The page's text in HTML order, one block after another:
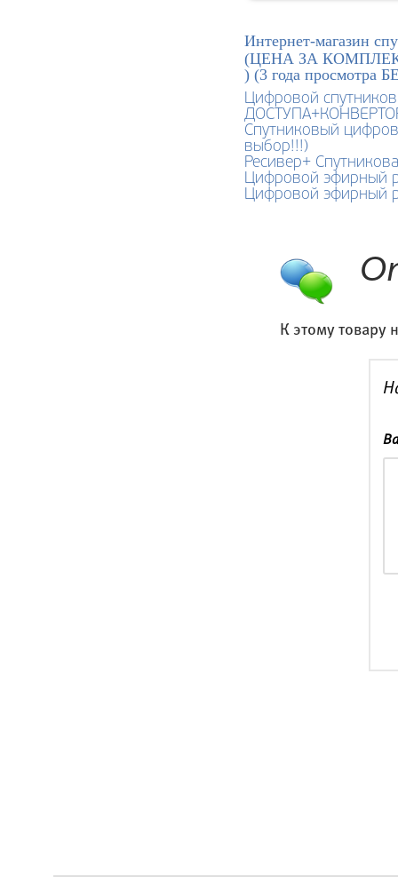
Интернет-магазин
(ЦЕНА ЗА
) (3 года
Цифровой
Спутниковый
выбор!!!)
Ресивер+
Цифровой эфирный
Цифровой эфирный
К этому товару